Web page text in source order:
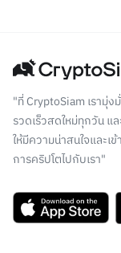
"ที่ CryptoSiam เรามุ่ง
รวดเร็วสดใหม่ทุกวัน แ
ให้มีความน่าสนใจและเ
การคริปโตไปกับเรา"